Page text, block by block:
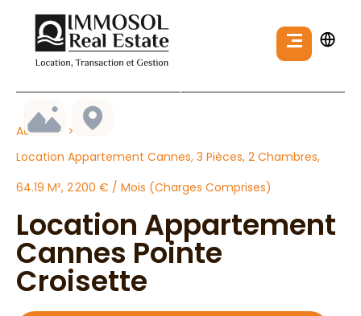
Accueil
Location Appartement Cannes, 3 Pièces, 2 Chambres,
64.19 M², 2 200 € / Mois (Charges Comprises)
Location Appartement
Cannes Pointe
Croisette